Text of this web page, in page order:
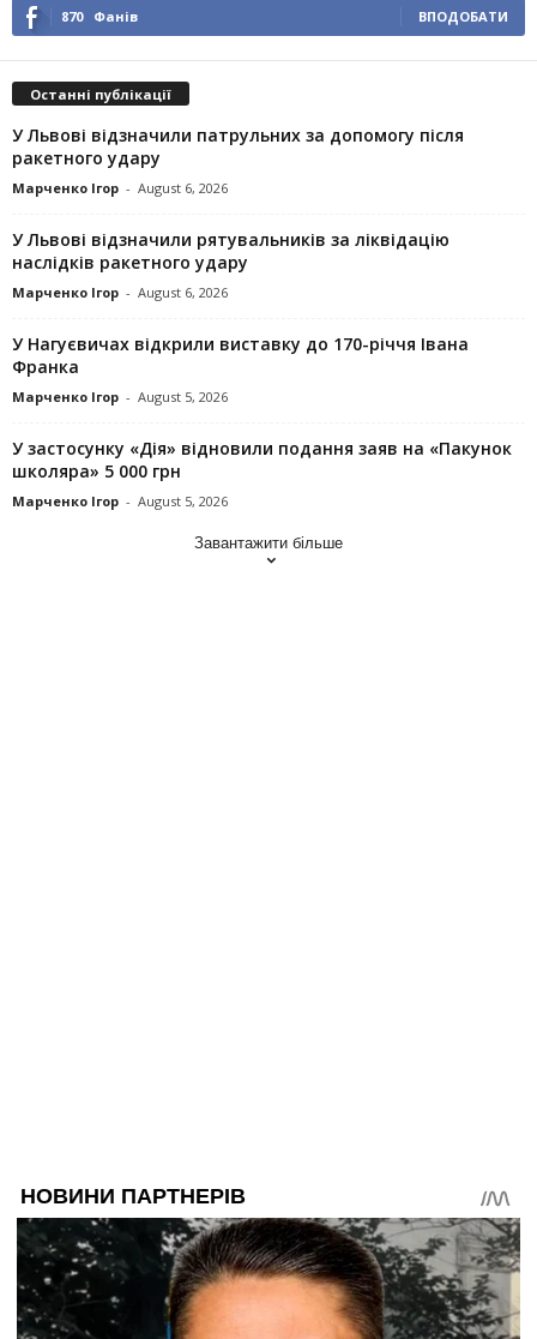
870 Фанів ВПОДОБАТИ
Останні публікації
У Львові відзначили патрульних за допомогу після
ракетного удару
Марченко Ігор - August 6, 2026
У Львові відзначили рятувальників за ліквідацію
наслідків ракетного удару
Марченко Ігор - August 6, 2026
У Нагуєвичах відкрили виставку до 170-річчя Івана
Франка
Марченко Ігор - August 5, 2026
У застосунку «Дія» відновили подання заяв на «Пакунок
школяра» 5 000 грн
Марченко Ігор - August 5, 2026
Завантажити більше